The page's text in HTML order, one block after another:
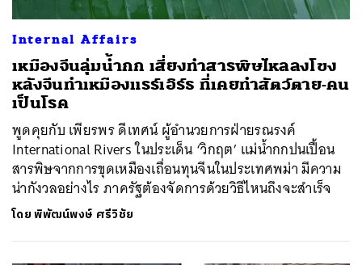
Internal Affairs
เหมืองจีนลุ่มน้ำกก เสี่ยงทำสารพิษไหลลงโขง
หลังจีนทำเหมืองแรร์เอิร์ธ ที่เคยทำสัตว์ตาย-คน
เป็นโรค
พูดคุยกับ เพียรพร ดีเทศน์ ผู้อำนวยการฝ่ายรณรงค์
International Rivers ในประเด็น ‘วิกฤต’ แม่น้ำกกปนเปื้อน
สารพิษจากการขุดเหมืองเถื่อนทุนจีนในประเทศพม่า มีความ
น่ากังวลอย่างไร ภาครัฐต้องจัดการด้วยวิธีไหนถึงจะสำเร็จ
โดยพิพัฒน์พงษ์ ศรีวิชัย